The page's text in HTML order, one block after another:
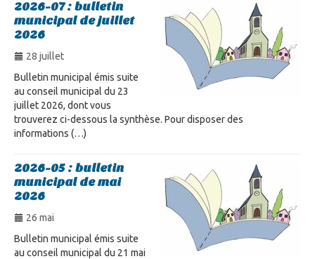
2026-07 : bulletin
municipal de juillet
2026
28 juillet
Bulletin municipal émis suite
au conseil municipal du 23
juillet 2026, dont vous
trouverez ci-dessous la synthèse. Pour disposer des
informations (…)
2026-05 : bulletin
municipal de mai
2026
26 mai
Bulletin municipal émis suite
au conseil municipal du 21 mai